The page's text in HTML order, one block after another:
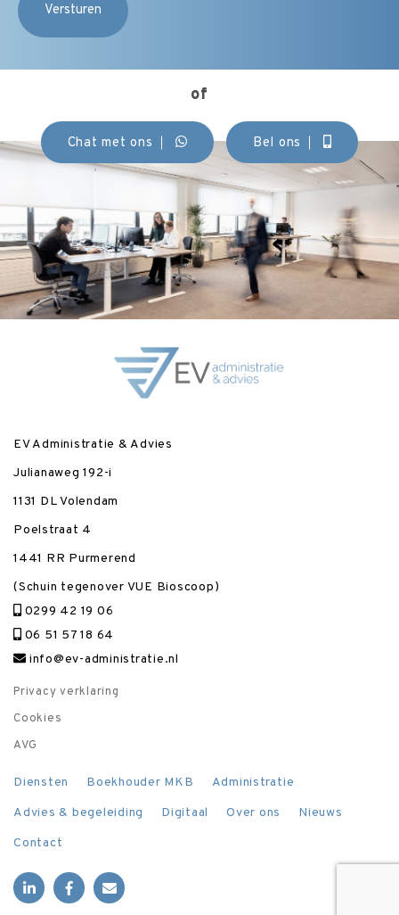
of
Chat met ons Bel ons
EV Administratie & Advies
Julianaweg 192-i
1131 DL Volendam
Poelstraat 4
1441 RR Purmerend
(Schuin tegenover VUE Bioscoop)
0299 42 19 06
06 51 57 18 64
info@ev-administratie.nl
Privacy verklaring
Cookies
AVG
Diensten Boekhouder MKB
Administratie
Advies & begeleiding
Digitaal Over ons
Nieuws
Contact